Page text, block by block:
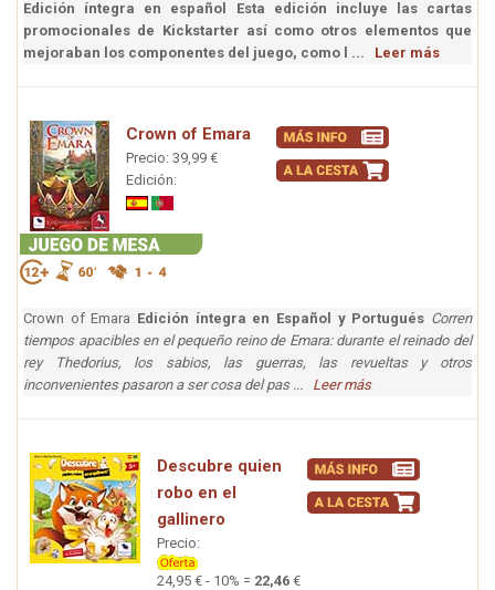
Edición íntegra en español
Esta edición incluye las cartas
promocionales de Kickstarter así como otros elementos que
mejoraban los componentes del juego, como l ... Leer más
Crown of Emara
Precio: 39,99 €
Edición:
Crown of Emara Edición íntegra en Español y Portugués Corren
tiempos apacibles en el pequeño reino de Emara: durante el reinado del
rey Thedorius, los sabios, las guerras, las revueltas y otros
inconvenientes pasaron a ser cosa del pas ... Leer más
Descubre quien
robo en el
gallinero
Precio:
24,95 € - 10% = 22,46 €